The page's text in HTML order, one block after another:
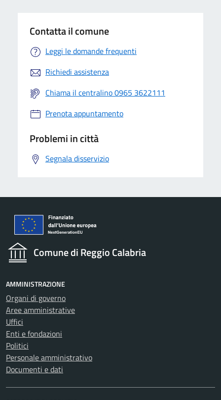
Contatta il comune
Leggi le domande frequenti
Richiedi assistenza
Chiama il centralino 0965 3622111
Prenota appuntamento
Problemi in città
Segnala disservizio
Comune di Reggio Calabria
AMMINISTRAZIONE
Organi di governo
Aree amministrative
Uffici
Enti e fondazioni
Politici
Personale amministrativo
Documenti e dati